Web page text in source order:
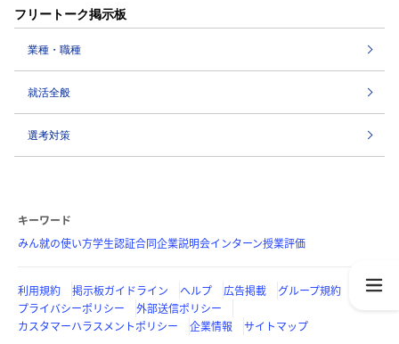
フリートーク掲示板
業種・職種
就活全般
選考対策
キーワード
みん就の使い方学生認証合同企業説明会インターン授業評価
利用規約 掲示板ガイドライン ヘルプ 広告掲載
グループ規約
プライバシーポリシー
外部送信ポリシー
カスタマーハラスメントポリシー
企業情報 サイトマップ